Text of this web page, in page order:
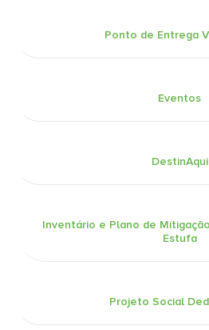
Ponto de Entrega
Eventos
DestinAqui
Inventário e Plano de
Estufa
Projeto Social